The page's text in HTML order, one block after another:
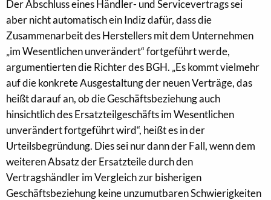
Der Abschluss eines Händler- und Servicevertrags sei
aber nicht automatisch ein Indiz dafür, dass die
Zusammenarbeit des Herstellers mit dem Unternehmen
„im Wesentlichen unverändert“ fortgeführt werde,
argumentierten die Richter des BGH. „Es kommt vielmehr
auf die konkrete Ausgestaltung der neuen Verträge, das
heißt darauf an, ob die Geschäftsbeziehung auch
hinsichtlich des Ersatzteilgeschäfts im Wesentlichen
unverändert fortgeführt wird“, heißt es in der
Urteilsbegründung. Dies sei nur dann der Fall, wenn dem
weiteren Absatz der Ersatzteile durch den
Vertragshändler im Vergleich zur bisherigen
Geschäftsbeziehung keine unzumutbaren Schwierigkeiten